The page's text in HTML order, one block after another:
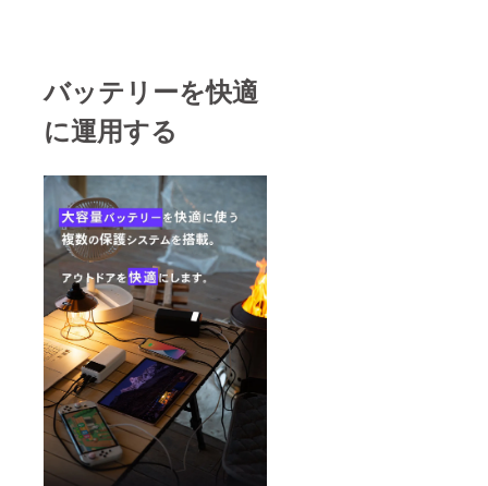
バッテリーを快適
に運用する